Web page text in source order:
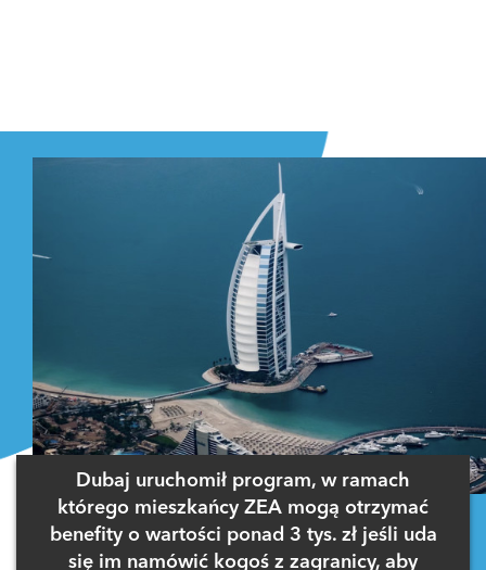
Dubaj uruchomił program, w ramach
którego mieszkańcy ZEA mogą otrzymać
benefity o wartości ponad 3 tys. zł jeśli uda
się im namówić kogoś z zagranicy, aby